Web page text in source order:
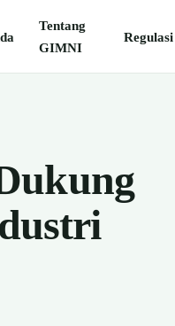
Tentang
GIMNI
Regulasi